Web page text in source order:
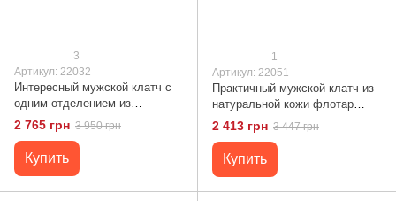
3
Артикул: 22032
Интересный мужской клатч с
одним отделением из
натуральной кожи BOND 22032
Коричневый
2 765 грн 3 950 грн
Купить
1
Артикул: 22051
Практичный мужской клатч из
натуральной кожи флотар
BOND 22051 Коричневый
2 413 грн 3 447 грн
Купить